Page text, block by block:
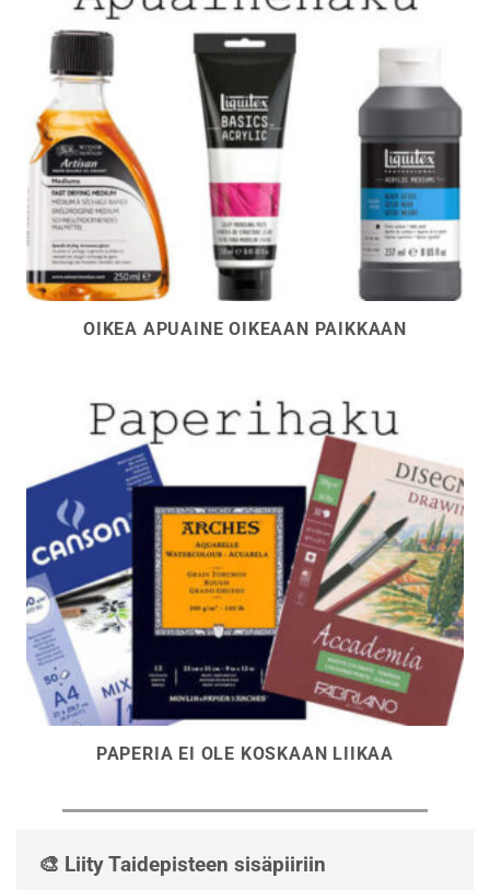
OIKEA APUAINE OIKEAAN PAIKKAAN
PAPERIA EI OLE KOSKAAN LIIKAA
🎨 Liity Taidepisteen sisäpiiriin